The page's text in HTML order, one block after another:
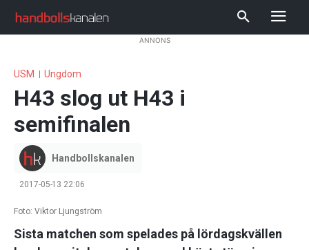
ANNONS
USM Ungdom
H43 slog ut H43 i
semifinalen
Handbollskanalen
2017-05-13 22:06
Foto: Viktor Ljungström
Sista matchen som spelades på lördagskvällen